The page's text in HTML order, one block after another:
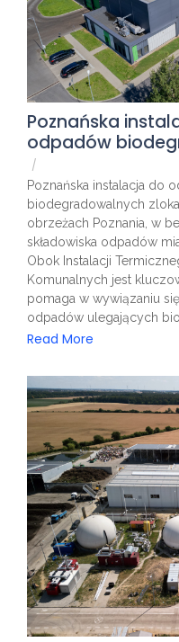
Poznańska
odpadów
/
Poznańska instalacja do
biodegradowalnych
obrzeżach Poznania, w
składowiska odpadów
Obok Instalacji
Komunalnych jest
pomaga w wywiązaniu
odpadów ulegających
Read More